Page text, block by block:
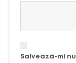
Salvează-mi